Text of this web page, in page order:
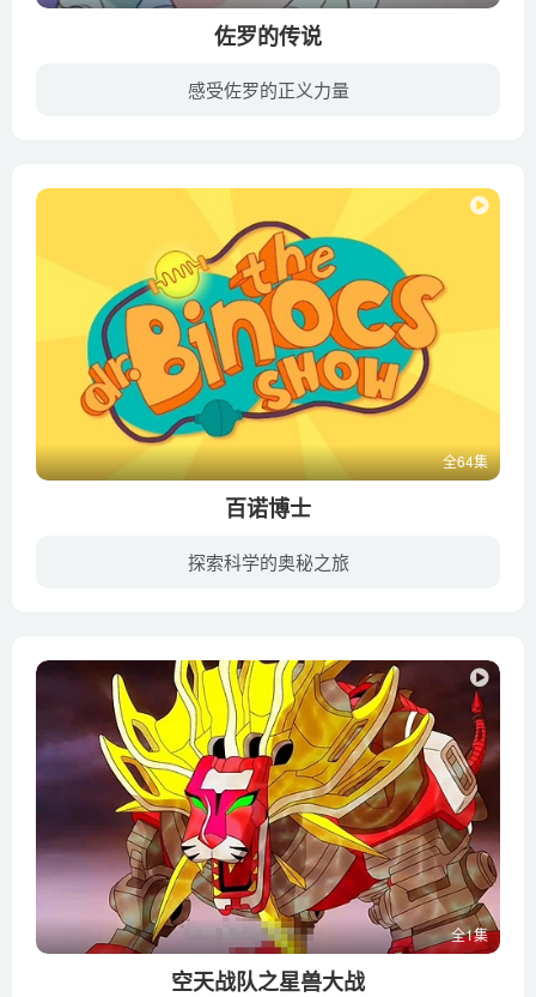
佐罗的传说
感受佐罗的正义力量
全64集
百诺博士
探索科学的奥秘之旅
全1集
空天战队之星兽大战